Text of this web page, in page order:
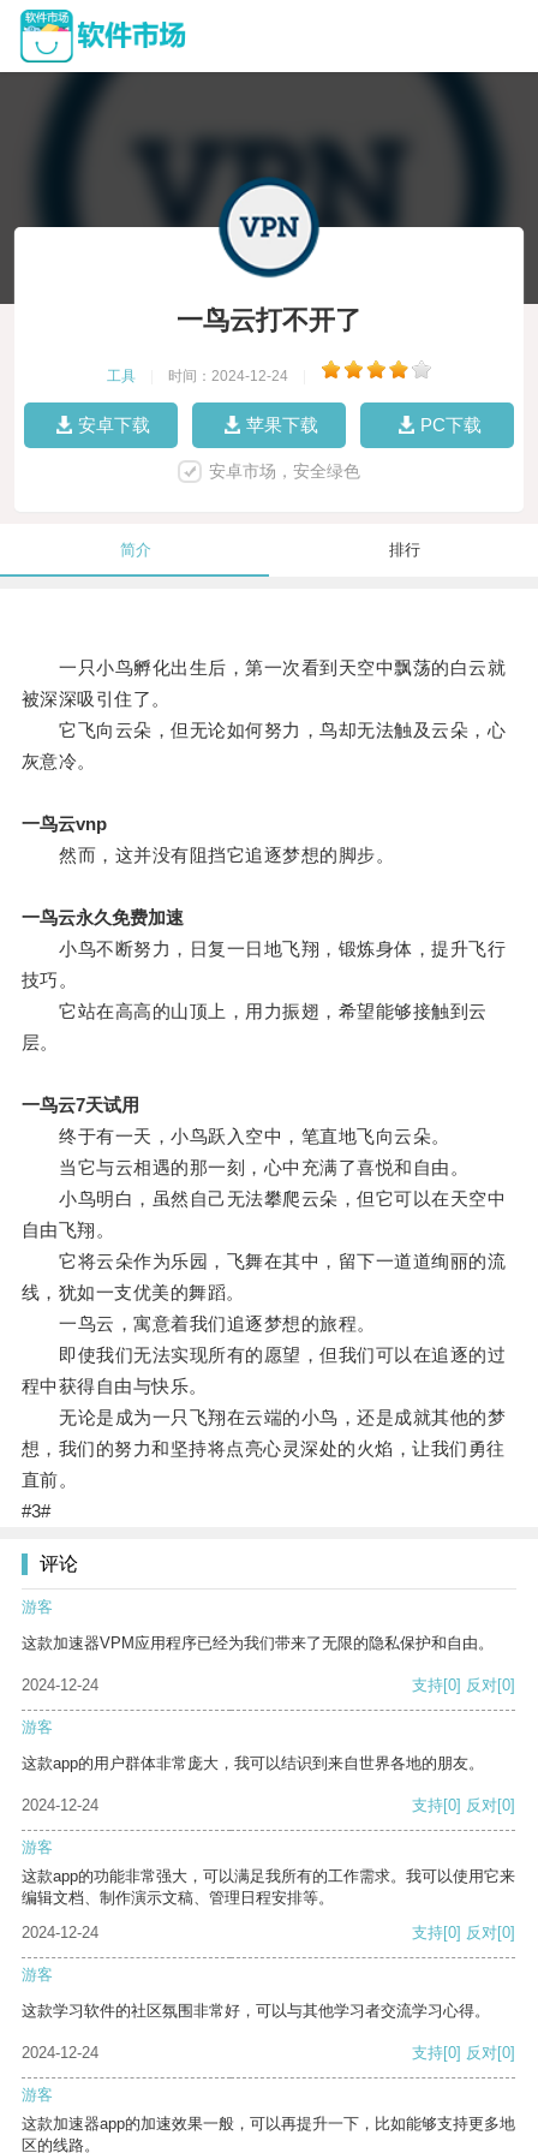
一鸟云打不开了
工具 时间：2024-12-24
安卓下载 苹果下载 PC下载
安卓市场，安全绿色
简介 排行
一只小鸟孵化出生后，第一次看到天空中飘荡的白云就
被深深吸引住了。
它飞向云朵，但无论如何努力，鸟却无法触及云朵，心
灰意冷。
一鸟云vnp
然而，这并没有阻挡它追逐梦想的脚步。
一鸟云永久免费加速
小鸟不断努力，日复一日地飞翔，锻炼身体，提升飞行
技巧。
它站在高高的山顶上，用力振翅，希望能够接触到云
层。
一鸟云7天试用
终于有一天，小鸟跃入空中，笔直地飞向云朵。
当它与云相遇的那一刻，心中充满了喜悦和自由。
小鸟明白，虽然自己无法攀爬云朵，但它可以在天空中
自由飞翔。
它将云朵作为乐园，飞舞在其中，留下一道道绚丽的流
线，犹如一支优美的舞蹈。
一鸟云，寓意着我们追逐梦想的旅程。
即使我们无法实现所有的愿望，但我们可以在追逐的过
程中获得自由与快乐。
无论是成为一只飞翔在云端的小鸟，还是成就其他的梦
想，我们的努力和坚持将点亮心灵深处的火焰，让我们勇往
直前。
#3#
评论
游客
这款加速器VPM应用程序已经为我们带来了无限的隐私保护和自由。
2024-12-24 支持[0] 反对[0]
游客
这款app的用户群体非常庞大，我可以结识到来自世界各地的朋友。
2024-12-24 支持[0] 反对[0]
游客
这款app的功能非常强大，可以满足我所有的工作需求。我可以使用它来
编辑文档、制作演示文稿、管理日程安排等。
2024-12-24
支持[0] 反对[0]
游客
这款学习软件的社区氛围非常好，可以与其他学习者交流学习心得。
2024-12-24 支持[0] 反对[0]
游客
这款加速器app的加速效果一般，可以再提升一下，比如能够支持更多地
区的线路。